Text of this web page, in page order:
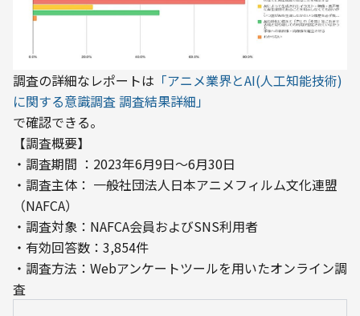
調査の詳細なレポートは 「アニメ業界とAI(人工知能技術)
で確認できる。
【調査概要】
・調査期間 ：2023年6月9日〜6月30日
・調査主体： 一般社団法人日本アニメフィルム文化連盟
（NAFCA）
・調査対象：NAFCA会員およびSNS利用者
・有効回答数：3,854件
・調査方法：Webアンケートツールを用いたオンライン調
査